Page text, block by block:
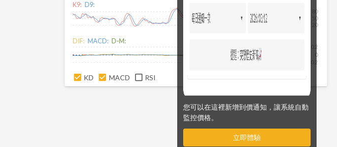
您可以在這裡新增到價通知，讓系統自動
監控價格。
立即體驗
K9: D9:
20
50
80
DIF: MACD: D-M:
-0.2
0
0.2
KD MACD RSI